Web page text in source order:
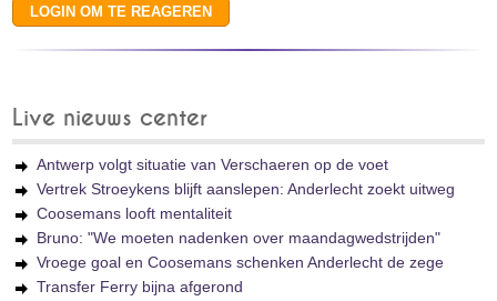
Live nieuws center
Antwerp volgt situatie van Verschaeren op de voet
Vertrek Stroeykens blijft aanslepen: Anderlecht zoekt uitweg
Coosemans looft mentaliteit
Bruno: "We moeten nadenken over maandagwedstrijden"
Vroege goal en Coosemans schenken Anderlecht de zege
Transfer Ferry bijna afgerond